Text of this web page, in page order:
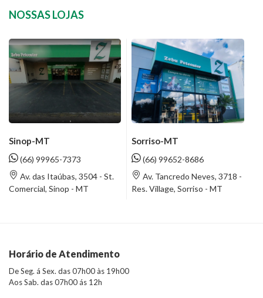
NOSSAS LOJAS
Sinop-MT
(66) 99965-7373
Av. das Itaúbas, 3504 - St.
Comercial, Sinop - MT
Sorriso-MT
(66) 99652-8686
Av. Tancredo Neves, 3718 -
Res. Village, Sorriso - MT
Horário de Atendimento
De Seg. á Sex. das 07h00 às 19h00
Aos Sab. das 07h00 ás 12h